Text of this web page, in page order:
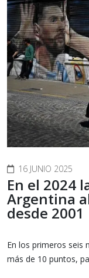
16 JUNIO 2025
En el 2024
Argentina
desde 2001
En los primeros seis
más de 10 puntos,